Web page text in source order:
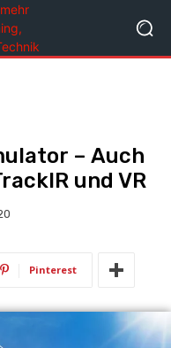
– Auch
und VR
Pinterest